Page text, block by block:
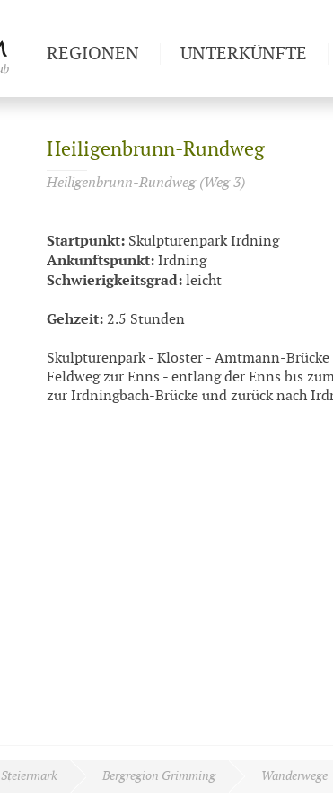
Heiligenbrunn-Rundweg
Heiligenbrunn-Rundweg (Weg 3)
Startpunkt: Skulpturenpark Irdning
Ankunftspunkt: Irdning
Schwierigkeitsgrad: leicht
Gehzeit: 2.5 Stunden
Skulpturenpark - Kloster - Amtmann-
Feldweg zur Enns - entlang der Enns bis
zur Irdningbach-Brücke und zurück nach
Steiermark Bergregion Grimming Wanderwege
REGIONEN UNTERKÜNFTE